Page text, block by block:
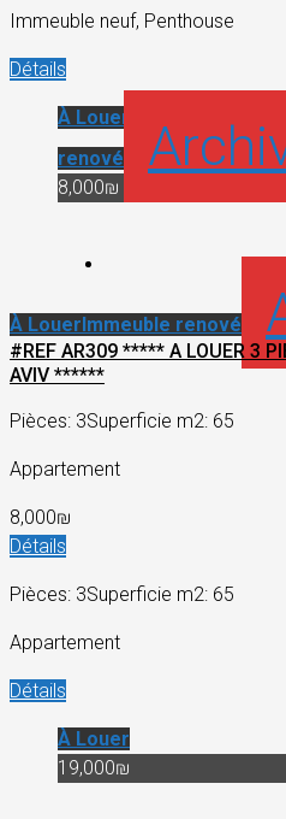
Immeuble neuf, Penthouse
Détails
À Louer
renové
8,000₪
À LouerImmeuble renové
#REF AR309 ***** A LOUER 3
AVIV ******
Pièces: 3Superficie m2: 65
Appartement
8,000₪
Détails
Pièces: 3Superficie m2: 65
Appartement
Détails
À Louer
19,000₪